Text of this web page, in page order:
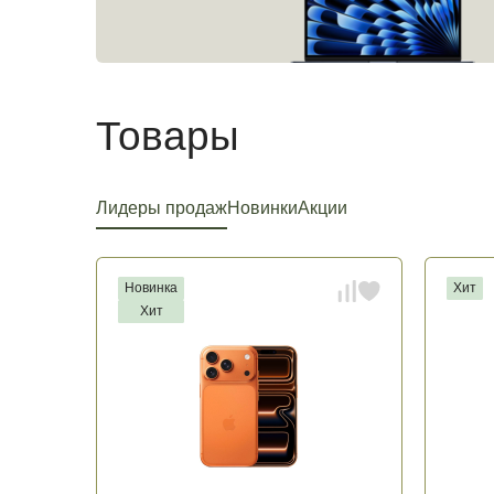
Товары
Лидеры продажНовинкиАкции
Новинка
Хит
Хит